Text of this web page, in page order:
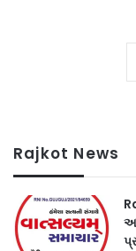
Rajkot News